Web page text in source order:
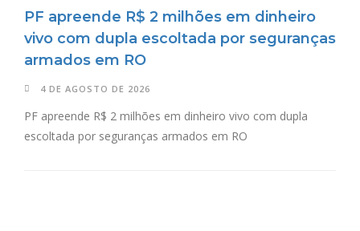
PF apreende R$ 2 milhões em dinheiro
vivo com dupla escoltada por seguranças
armados em RO
4 DE AGOSTO DE 2026
PF apreende R$ 2 milhões em dinheiro vivo com dupla
escoltada por seguranças armados em RO